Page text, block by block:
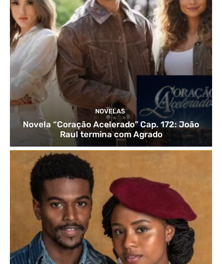
NOVELAS
Novela “Coração Acelerado” Cap. 172: João
Raul termina com Agrado